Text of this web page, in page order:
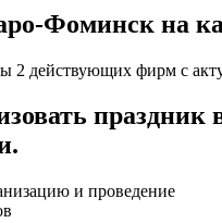
Фоминск на
2 действующих фирм с
и проведение